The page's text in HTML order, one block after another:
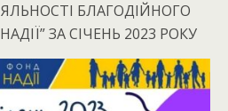
БЛАГОДІЙНОГО
ЗА СІЧЕНЬ 2023 РОКУ